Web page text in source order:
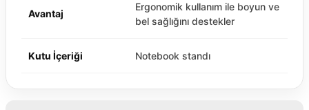
Avantaj
Ergonomik kullanım ile boyun ve
bel sağlığını destekler
Kutu İçeriği Notebook standı